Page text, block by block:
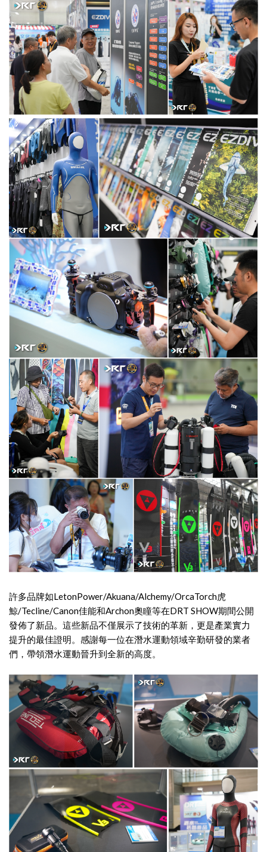
許多品牌如LetonPower/Akuana/Alchemy/OrcaTorch虎
鯨/Tecline/Canon佳能和Archon奧瞳等在DRT SHOW期間公開
發佈了新品。這些新品不僅展示了技術的革新，更是產業實力
提升的最佳證明。感謝每一位在潛水運動領域辛勤研發的業者
們，帶領潛水運動晉升到全新的高度。